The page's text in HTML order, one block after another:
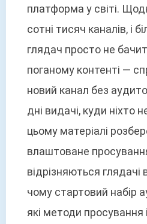
платформа у світі.
сотні тисяч каналів, і
глядач просто не
поганому контенті —
новий канал без
дні видачі, куди ніхто
цьому матеріалі
влаштоване
відрізняються глядачі
чому стартовий набір
які методи просування